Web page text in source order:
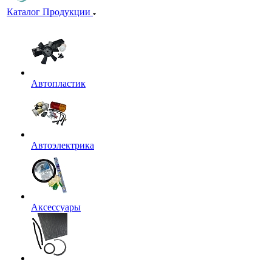
Каталог Продукции
Автопластик
Автоэлектрика
Аксессуары